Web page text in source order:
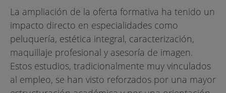
La ampliación de la oferta formativa ha tenido un
impacto directo en especialidades como
peluquería, estética integral, caracterización,
maquillaje profesional y asesoría de imagen.
Estos estudios, tradicionalmente muy vinculados
al empleo, se han visto reforzados por una mayor